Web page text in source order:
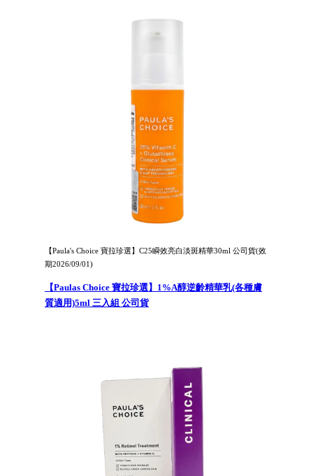
【Paula's Choice 寶拉珍選】C25瞬效亮白淡斑精華30ml 公司貨(效
期2026/09/01)
【Paulas Choice 寶拉珍選】1%A醇逆齡精華乳(各種膚
質適用)5ml 三入組 公司貨